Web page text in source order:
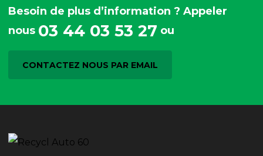
Besoin de plus d’information ? Appeler
nous 03 44 03 53 27 ou
CONTACTEZ NOUS PAR EMAIL